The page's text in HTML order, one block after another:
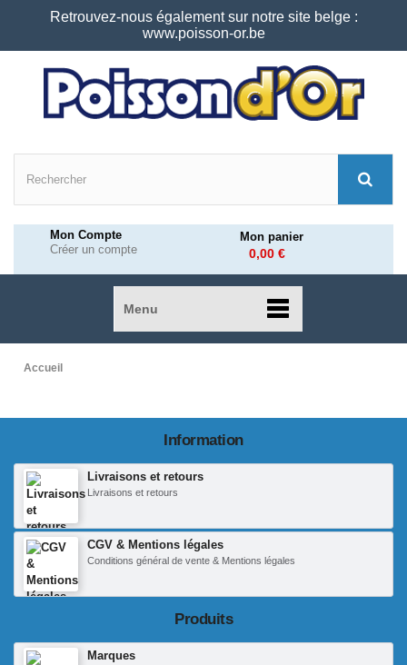
Retrouvez-nous également sur notre site belge :
www.poisson-or.be
Mon Compte
Créer un compte
Mon panier
0,00 €
Menu
Accueil
Information
Livraisons et retours
Livraisons et retours
CGV & Mentions légales
Conditions général de vente & Mentions légales
Produits
Marques